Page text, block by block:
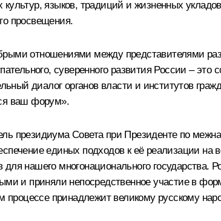
языков, традиций и жизненных
просвещения.
отношениями между представителями
суверенного развития России – это
диалог органов власти и институтов
ваш форум».
президиума Совета при Президенте по
единых подходов к её реализации на
нашего многонационального государства.
и приняли непосредственное участие в
принадлежит великому русскому